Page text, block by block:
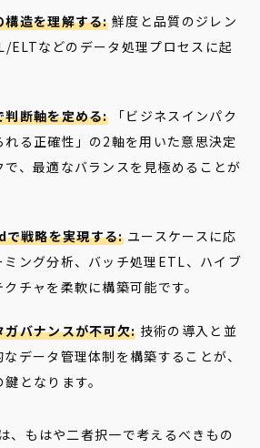
構造を理解する:鮮度と品質のジレン
ELTなどのデータ処理プロセスに起
判断軸を定める:「ビジネスインパク
れる正確性」の2軸を用いた意思決定
で、最適なバランスを見極めることが
戦略を実現する:ユースケースに応
ミング分析、バッチ処理ETL、ハイブ
チャを柔軟に構築可能です。
ガバナンスが不可欠: 技術の導入と並
データ管理体制を構築することが、
となります。
、もはや二者択一で考えるべきもの